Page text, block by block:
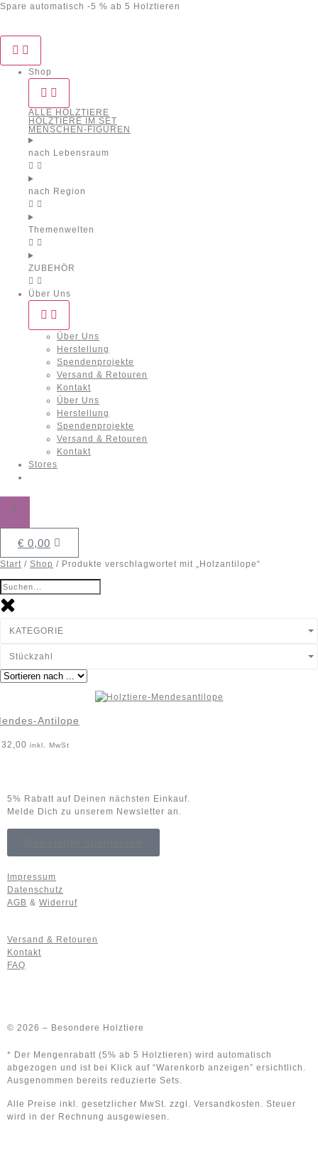
Spare automatisch -5 % ab 5 Holztieren
Shop
ALLE HOLZTIERE
HOLZTIERE IM SET
MENSCHEN-FIGUREN
nach Lebensraum
nach Region
Themenwelten
ZUBEHÖR
Über Uns
Über Uns
Herstellung
Spendenprojekte
Versand & Retouren
Kontakt
Über Uns
Herstellung
Spendenprojekte
Versand & Retouren
Kontakt
Stores
0
€ 0,00
Start / Shop / Produkte verschlagwortet mit „Holzantilope“
KATEGORIE
Stückzahl
Antilope
inkl. MwSt
5% Rabatt auf Deinen nächsten Einkauf.
Melde Dich zu unserem Newsletter an.
Impressum
Datenschutz
AGB & Widerruf
Versand & Retouren
Kontakt
FAQ
© 2026 – Besondere Holztiere
* Der Mengenrabatt (5% ab 5 Holztieren) wird automatisch
abgezogen und ist bei Klick auf “Warenkorb anzeigen” ersichtlich.
Ausgenommen bereits reduzierte Sets.
Alle Preise inkl. gesetzlicher MwSt. zzgl. Versandkosten. Steuer
wird in der Rechnung ausgewiesen.